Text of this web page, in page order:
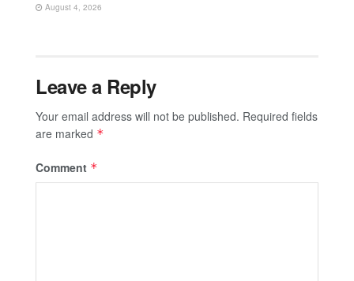
August 4, 2026
Leave a Reply
Your email address will not be published. Required fields
are marked *
Comment *